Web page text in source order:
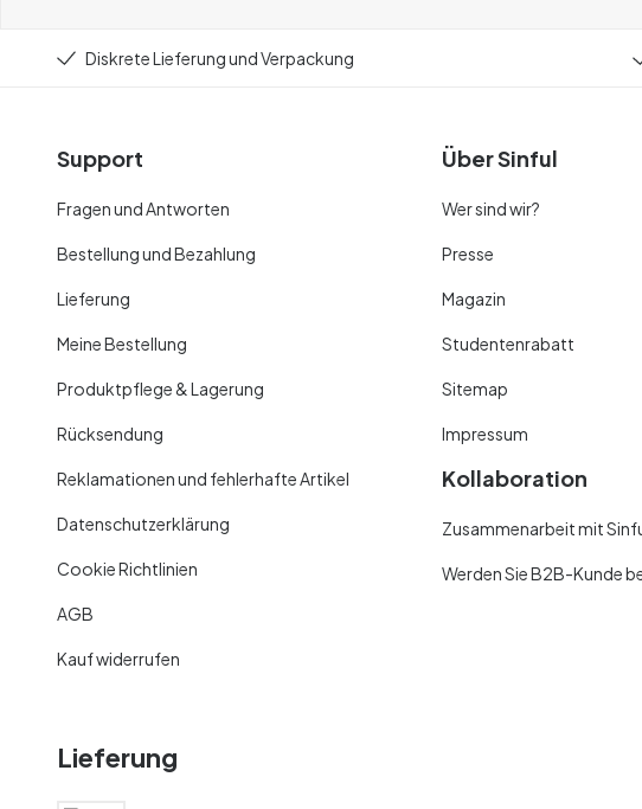
Diskrete Lieferung und Verpackung
Support
Fragen und Antworten
Bestellung und Bezahlung
Lieferung
Meine Bestellung
Produktpflege & Lagerung
Rücksendung
Reklamationen und fehlerhafte Artikel
Datenschutzerklärung
Cookie Richtlinien
AGB
Kauf widerrufen
Über Sinful
Wer sind wir?
Presse
Magazin
Studentenrabatt
Sitemap
Impressum
Kollaboration
Zusammenarbeit mit
Werden Sie B2B-Kunde
Lieferung